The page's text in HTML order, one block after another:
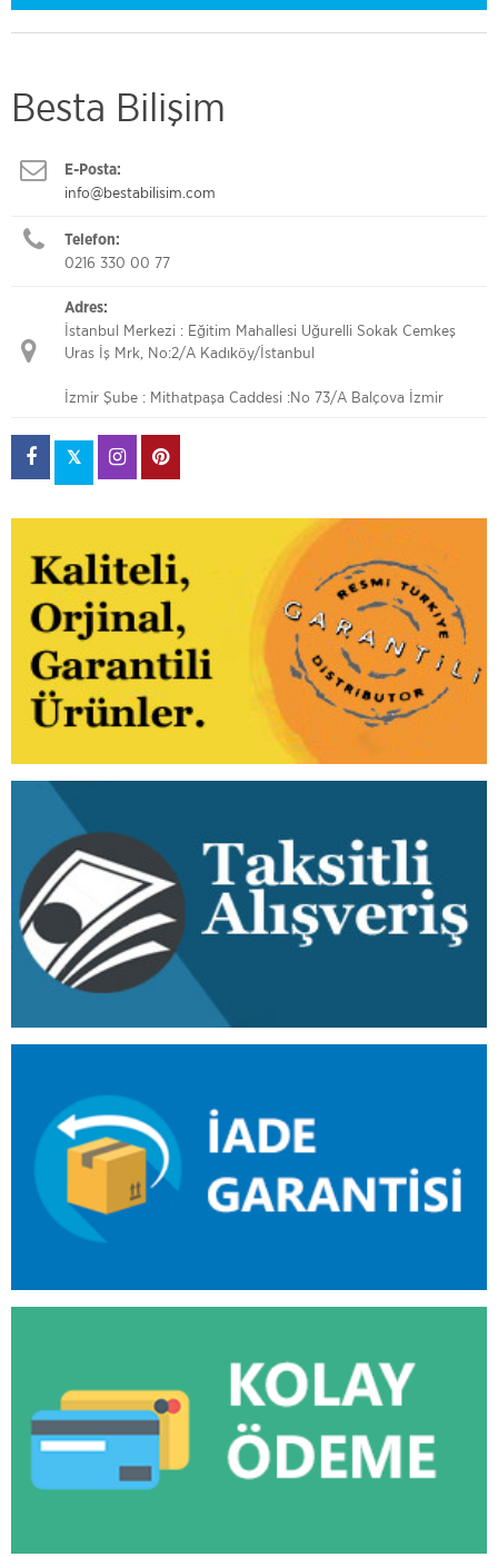
Besta Bilişim
E-Posta:
info@bestabilisim.com
Telefon:
0216 330 00 77
Adres:
İstanbul Merkezi : Eğitim Mahallesi Uğurelli Sokak Cemkeş
Uras İş Mrk, No:2/A Kadıköy/İstanbul
İzmir Şube : Mithatpaşa Caddesi :No 73/A Balçova İzmir
𝕏